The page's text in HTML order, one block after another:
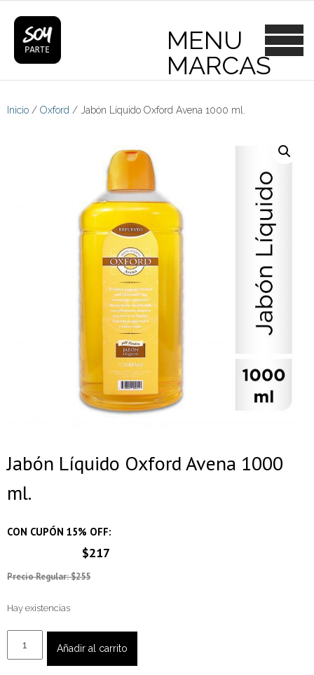
content
Inicio / Oxford / Jabón Líquido Oxford Avena 1000 ml.
Jabón Líquido Oxford Avena 1000
ml.
CON CUPÓN 15% OFF:
$217
Precio Regular: $255
Hay existencias
Añadir al carrito